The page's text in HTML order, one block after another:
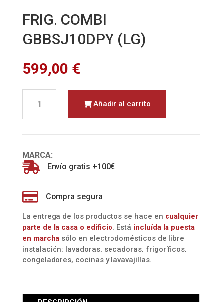
FRIG. COMBI
GBBSJ10DPY (LG)
599,00 €
COMBI
Añadir al carrito
MARCA:
 Envío gratis +100€
 Compra segura
La entrega de los productos se hace en cualquier
parte de la casa o edificio. Está incluída la puesta
en marchasólo en electrodomésticos de libre
instalación: lavadoras, secadoras, frigoríficos,
congeladores, cocinas y lavavajillas.